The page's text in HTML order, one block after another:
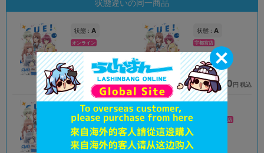
状態違いの同一商品
状態 : A
オンライン
在庫あり 990円 税込
状態 : A
宇都宮店
在庫あり 990 円 税込
状態 : A
岡山店 スマーク伊勢崎店